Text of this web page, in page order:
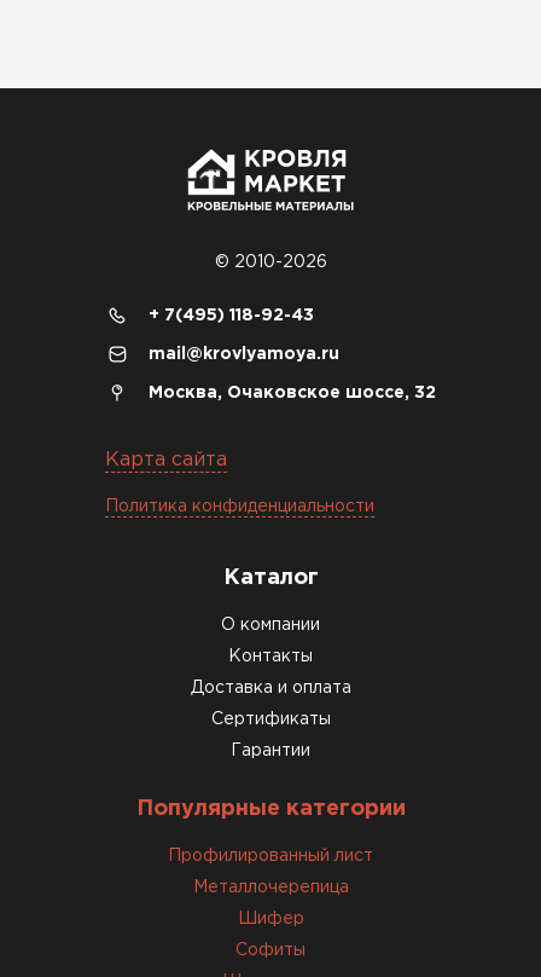
© 2010-2026
+ 7(495) 118-92-43
mail@krovlyamoya.ru
Москва, Очаковское шоссе, 32
Карта сайта
Политика конфиденциальности
Каталог
О компании
Контакты
Доставка и оплата
Сертификаты
Гарантии
Популярные категории
Профилированный лист
Металлочерепица
Шифер
Софиты
Доборные элементы для кровли